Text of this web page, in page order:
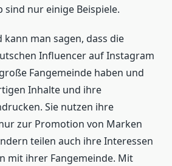
sind nur einige Beispiele.
kann man sagen, dass die
Influencer auf Instagram
Fangemeinde haben und
Inhalte und ihre
Sie nutzen ihre
zur Promotion von Marken
teilen auch ihre Interessen
mit ihrer Fangemeinde. Mit